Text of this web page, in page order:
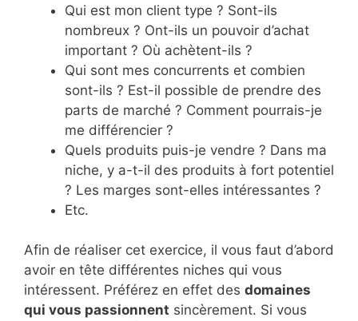
Qui est mon client type ? Sont-ils
nombreux ? Ont-ils un pouvoir d’achat
important ? Où achètent-ils ?
Qui sont mes concurrents et combien
sont-ils ? Est-il possible de prendre des
parts de marché ? Comment pourrais-je
me différencier ?
Quels produits puis-je vendre ? Dans ma
niche, y a-t-il des produits à fort potentiel
? Les marges sont-elles intéressantes ?
Etc.
Afin de réaliser cet exercice, il vous faut d’abord
avoir en tête différentes niches qui vous
intéressent. Préférez en effet des domaines
qui vous passionnent sincèrement. Si vous